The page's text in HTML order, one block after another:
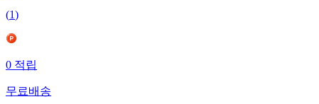
(1)
0적립
무료배송